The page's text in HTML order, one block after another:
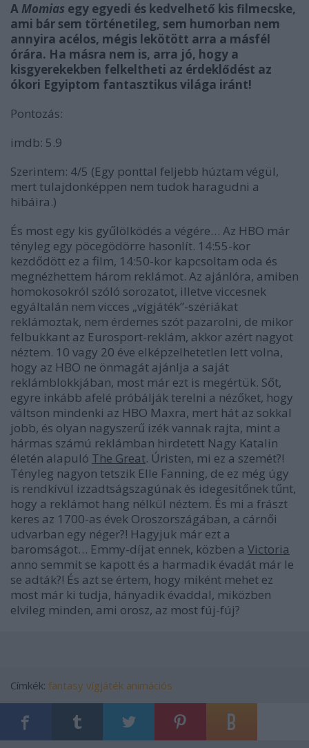
AMomias egy egyedi és kedvelhető kis filmecske,
ami bár sem történetileg, sem humorban nem
annyira acélos, mégis lekötött arra a másfél
órára. Ha másra nem is, arra jó, hogy a
kisgyerekekben felkeltheti az érdeklődést az
ókori Egyiptom fantasztikus világa iránt!
Pontozás:
imdb: 5.9
Szerintem: 4/5 (Egy ponttal feljebb húztam végül,
mert tulajdonképpen nem tudok haragudni a
hibáira.)
És most egy kis gyűlölködés a végére… Az HBO már
tényleg egy pöcegödörre hasonlít. 14:55-kor
kezdődött ez a film, 14:50-kor kapcsoltam oda és
megnézhettem három reklámot. Az ajánlóra, amiben
homokosokról szóló sorozatot, illetve viccesnek
egyáltalán nem vicces „vígjáték”-szériákat
reklámoztak, nem érdemes szót pazarolni, de mikor
felbukkant az Eurosport-reklám, akkor azért nagyot
néztem. 10 vagy 20 éve elképzelhetetlen lett volna,
hogy az HBO ne önmagát ajánlja a saját
reklámblokkjában, most már ezt is megértük. Sőt,
egyre inkább afelé próbálják terelni a nézőket, hogy
váltson mindenki az HBO Maxra, mert hát az sokkal
jobb, és olyan nagyszerű izék vannak rajta, mint a
hármas számú reklámban hirdetett Nagy Katalin
életén alapuló The Great. Úristen, mi ez a szemét?!
Tényleg nagyon tetszik Elle Fanning, de ez még úgy
is rendkívül izzadtságszagúnak és idegesítőnek tűnt,
hogy a reklámot hang nélkül néztem. És mi a frászt
keres az 1700-as évek Oroszországában, a cárnői
udvarban egy néger?! Hagyjuk már ezt a
baromságot… Emmy-díjat ennek, közben a Victoria
anno semmit se kapott és a harmadik évadát már le
se adták?! És azt se értem, hogy miként mehet ez
most már ki tudja, hányadik évaddal, miközben
elvileg minden, ami orosz, az most fúj-fúj?
Címkék: fantasy vígjáték animációs